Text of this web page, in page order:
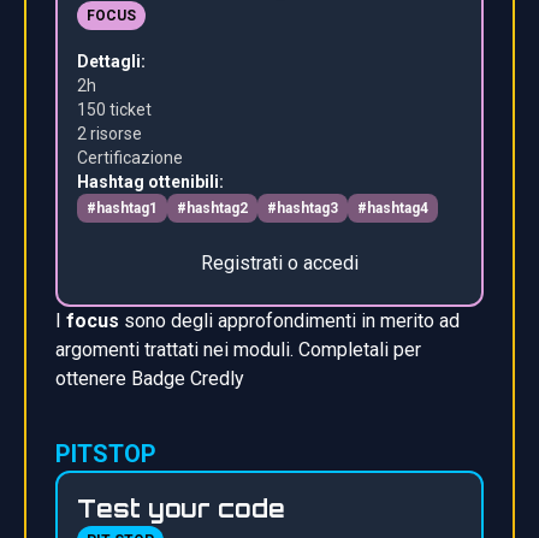
FOCUS
Dettagli:
2h
150 ticket
2 risorse
Certificazione
Hashtag ottenibili:
#hashtag1 #hashtag2 #hashtag3 #hashtag4
Registrati o accedi
I focus sono degli approfondimenti in merito ad
argomenti trattati nei moduli. Completali per
ottenere Badge Credly
PITSTOP
Test your code